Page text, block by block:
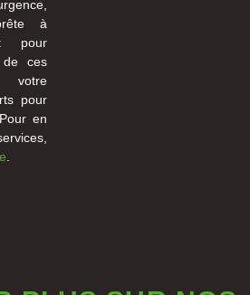
à
pour
de ces
votre
pour
en